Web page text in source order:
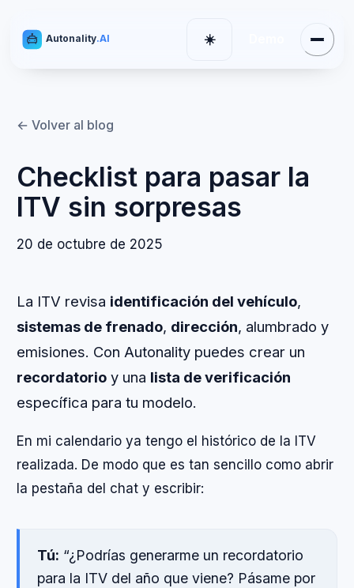
Autonality.AI
Cambiar tema
☀️ Menú
← Volver al blog
Checklist para pasar la
ITV sin sorpresas
20 de octubre de 2025
La ITV revisa identificación del vehículo,
sistemas de frenado, dirección, alumbrado y
emisiones. Con Autonality puedes crear un
recordatorio y una lista de verificación
específica para tu modelo.
En mi calendario ya tengo el histórico de la ITV
realizada. De modo que es tan sencillo como abrir
la pestaña del chat y escribir:
Tú: “¿Podrías generarme un recordatorio
para la ITV del año que viene? Pásame por